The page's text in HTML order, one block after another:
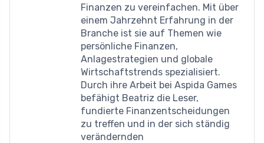
Finanzen zu vereinfachen. Mit über
einem Jahrzehnt Erfahrung in der
Branche ist sie auf Themen wie
persönliche Finanzen,
Anlagestrategien und globale
Wirtschaftstrends spezialisiert.
Durch ihre Arbeit bei Aspida Games
befähigt Beatriz die Leser,
fundierte Finanzentscheidungen
zu treffen und in der sich ständig
verändernden